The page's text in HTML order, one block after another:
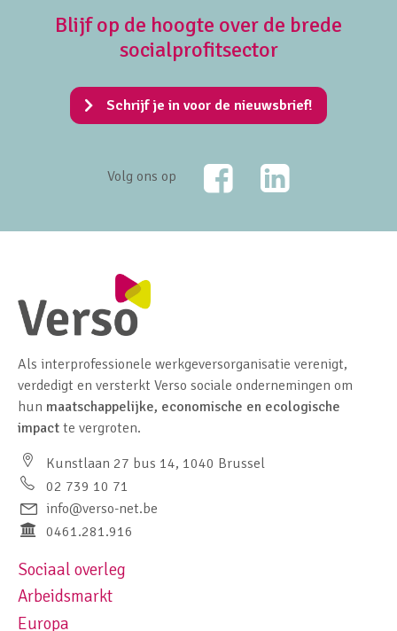
Blijf op de hoogte over de brede
socialprofitsector
Schrijf je in voor de nieuwsbrief!
Volg ons op
FacebookLinkedIn
Als interprofessionele werkgeversorganisatie verenigt,
verdedigt en versterkt Verso sociale ondernemingen om
hun maatschappelijke, economische en ecologische
impact te vergroten.
Kunstlaan 27 bus 14, 1040 Brussel
02 739 10 71
info@verso-net.be
0461.281.916
Footer navigation left
Sociaal overleg
Arbeidsmarkt
Europa